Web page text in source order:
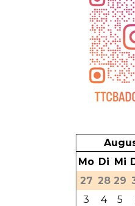
Mo Di Mi
27 28 29
3
4 5